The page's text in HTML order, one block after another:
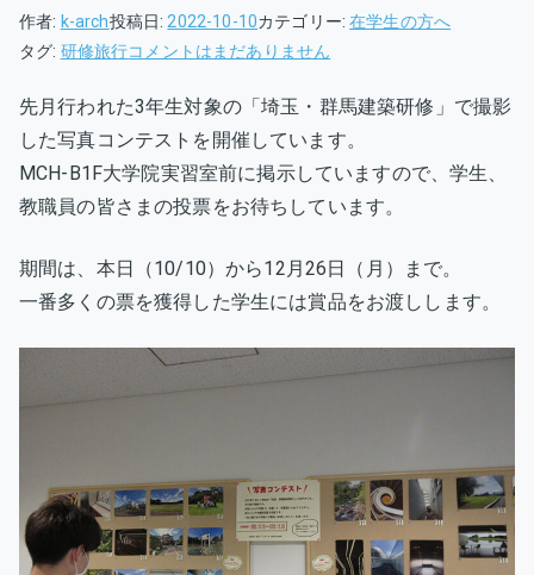
作者: k-arch投稿日:2022-10-10カテゴリー:在学生の方へ
タグ: 研修旅行写
コ
ン
テ
ス
開
催
中
「埼
築
研
修
コメントはまだありません
先月行われた3年生対象の「埼玉・群馬建築研修」で撮影
した写真コンテストを開催しています。
MCH-B1F大学院実習室前に掲示していますので、学生、
教職員の皆さまの投票をお待ちしています。
期間は、本日（10/10）から12月26日（月）まで。
一番多くの票を獲得した学生には賞品をお渡しします。